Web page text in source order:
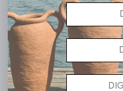
Cadastre seu email que te